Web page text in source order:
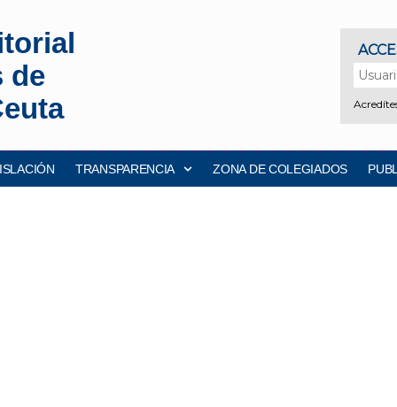
de
TRANSPARENCIA ZONA DE COLEGIADOS